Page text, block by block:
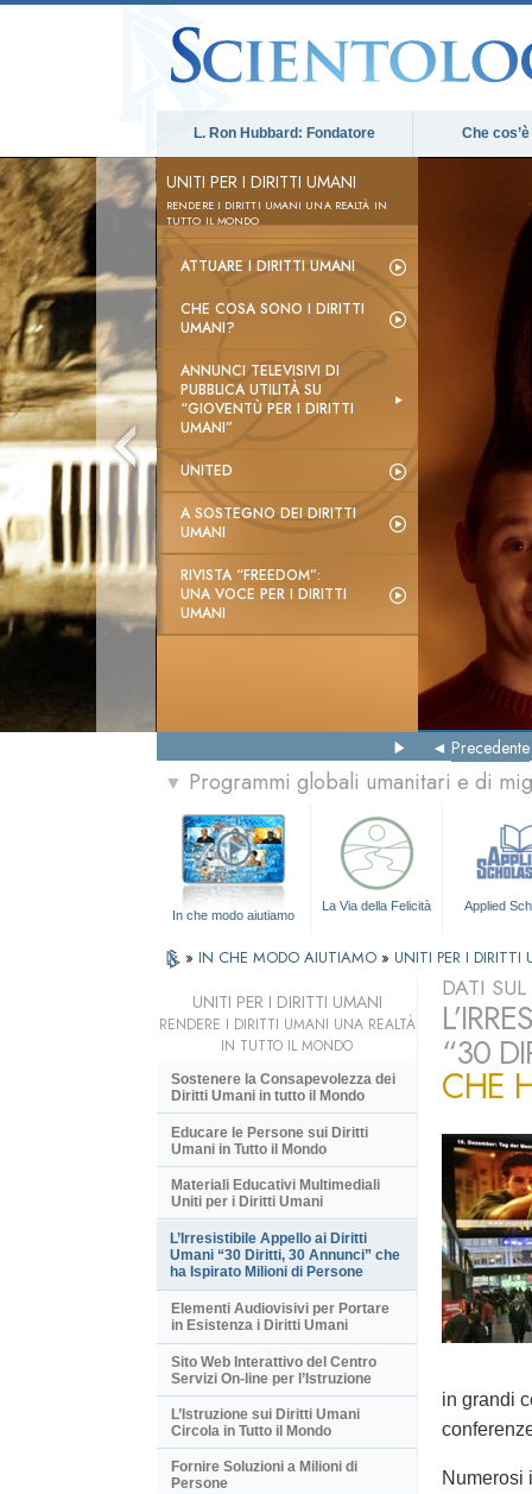
L. Ron Hubbard: Fondatore Che
UNITI PER I DIRITTI UMANI
RENDERE I DIRITTI UMANI UNA REALTÀ IN
TUTTO IL MONDO
ATTUARE I DIRITTI UMANI
CHE COSA SONO I DIRITTI
UMANI?
ANNUNCI TELEVISIVI DI
PUBBLICA UTILITÀ SU
“GIOVENTÙ PER I DIRITTI
UMANI”
UNITED
A SOSTEGNO DEI DIRITTI
UMANI
RIVISTA “FREEDOM”:
UNA VOCE PER I DIRITTI
UMANI
Precedente
▼ Programmi globali umanitari e di
In che modo aiutiamo
La Via della Felicità Applied
» IN CHE MODO AIUTIAMO » UNITI PER I DIRITTI
DATI
“30
CHE
in grandi
Numerosi
UNITI PER I DIRITTI UMANI
RENDERE I DIRITTI UMANI UNA REALTÀ
IN TUTTO IL MONDO
Sostenere la Consapevolezza dei
Diritti Umani in tutto il Mondo
Educare le Persone sui Diritti
Umani in Tutto il Mondo
Materiali Educativi Multimediali
Uniti per i Diritti Umani
L’Irresistibile Appello ai Diritti
Umani “30 Diritti, 30 Annunci” che
ha Ispirato Milioni di Persone
Elementi Audiovisivi per Portare
in Esistenza i Diritti Umani
Sito Web Interattivo del Centro
Servizi On-line per l’Istruzione
L’Istruzione sui Diritti Umani
Circola in Tutto il Mondo
Fornire Soluzioni a Milioni di
Persone